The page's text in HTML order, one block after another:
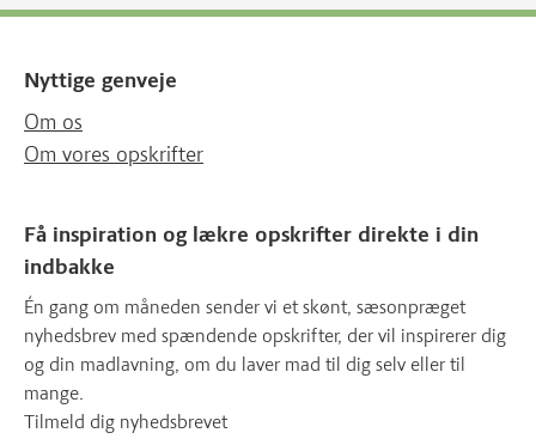
Nyttige genveje
Om os
Om vores opskrifter
Få inspiration og lækre opskrifter direkte i din
indbakke
Én gang om måneden sender vi et skønt, sæsonpræget
nyhedsbrev med spændende opskrifter, der vil inspirerer dig
og din madlavning, om du laver mad til dig selv eller til
mange.
Tilmeld dig nyhedsbrevet